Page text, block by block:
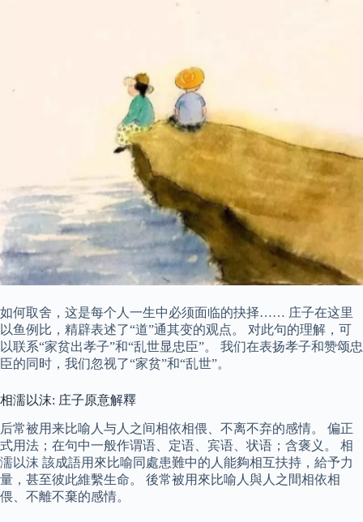
如何取舍，这是每个人一生中必须面临的抉择…… 庄子在这里
以鱼例比，精辟表述了“道”通其变的观点。 对此句的理解，可
以联系“家贫出孝子”和“乱世显忠臣”。 我们在表扬孝子和赞颂忠
臣的同时，我们忽视了“家贫”和“乱世”。
相濡以沫: 庄子原意解釋
后常被用来比喻人与人之间相依相偎、不离不弃的感情。 偏正
式用法；在句中一般作谓语、定语、宾语、状语；含褒义。 相
濡以沫 該成語用來比喻同處患難中的人能夠相互扶持，給予力
量，甚至彼此維繫生命。 後常被用來比喻人與人之間相依相
偎、不離不棄的感情。